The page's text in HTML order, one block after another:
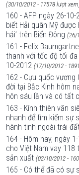
(30/10/2012 - 17578 lượt
160 - AFP ngày 26-
biết Hải quân Mỹ được
hải’ trên Biển Đông (26/
161 - Felix
thanh với tốc độ tối
10-2012 (17/10/2012 -
162 - Cựu quốc vương
đời tại Bắc Kinh hôm
hôn sáu lần và có tất
163 - Kính thiên văn
nhanh để tìm kiếm sự
hành tinh ngoài trái
164 - Hôm nay, ngày
cho Việt Nam vay 118
sản xuất (02/10/2012 -
165 - Có thể đã có sự